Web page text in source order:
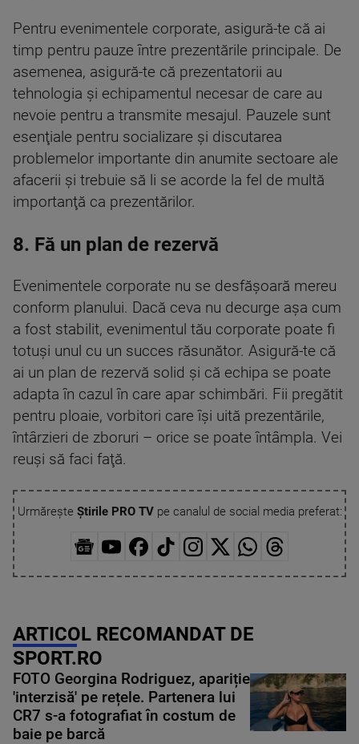
Pentru evenimentele corporate, asigură-te că ai
timp pentru pauze între prezentările principale. De
asemenea, asigură-te că prezentatorii au
tehnologia şi echipamentul necesar de care au
nevoie pentru a transmite mesajul. Pauzele sunt
esenţiale pentru socializare şi discutarea
problemelor importante din anumite sectoare ale
afacerii şi trebuie să li se acorde la fel de multă
importanţă ca prezentărilor.
8. Fă un plan de rezervă
Evenimentele corporate nu se desfăşoară mereu
conform planului. Dacă ceva nu decurge aşa cum
a fost stabilit, evenimentul tău corporate poate fi
totuşi unul cu un succes răsunător. Asigură-te că
ai un plan de rezervă solid şi că echipa se poate
adapta în cazul în care apar schimbări. Fii pregătit
pentru ploaie, vorbitori care îşi uită prezentările,
întârzieri de zboruri – orice se poate întâmpla. Vei
reuşi să faci faţă.
Urmărește Știrile PRO TVpe canalul de social media preferat:
ARTICOL RECOMANDAT DE
SPORT.RO
FOTO Georgina Rodriguez, apariție
'interzisă' pe rețele. Partenera lui
CR7 s-a fotografiat în costum de
baie pe barcă